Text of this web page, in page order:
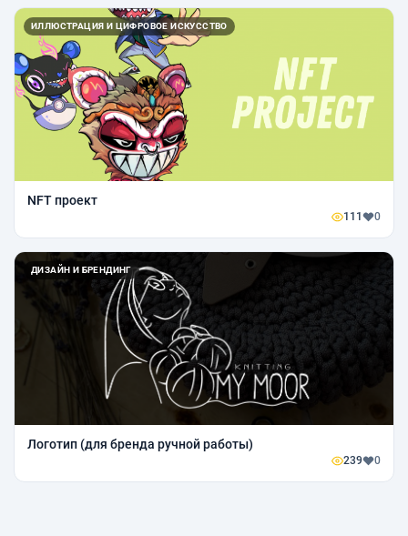
ИЛЛЮСТРАЦИЯ И ЦИФРОВОЕ ИСКУССТВО
NFT проект
111 0
ДИЗАЙН И БРЕНДИНГ
Логотип (для бренда ручной работы)
239 0